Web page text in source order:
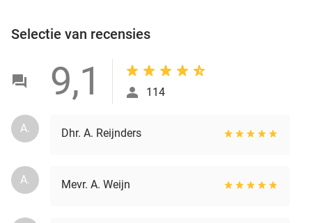
Selectie van recensies
9,1 114
A. Dhr. A. Reijnders
A. Mevr. A. Weijn